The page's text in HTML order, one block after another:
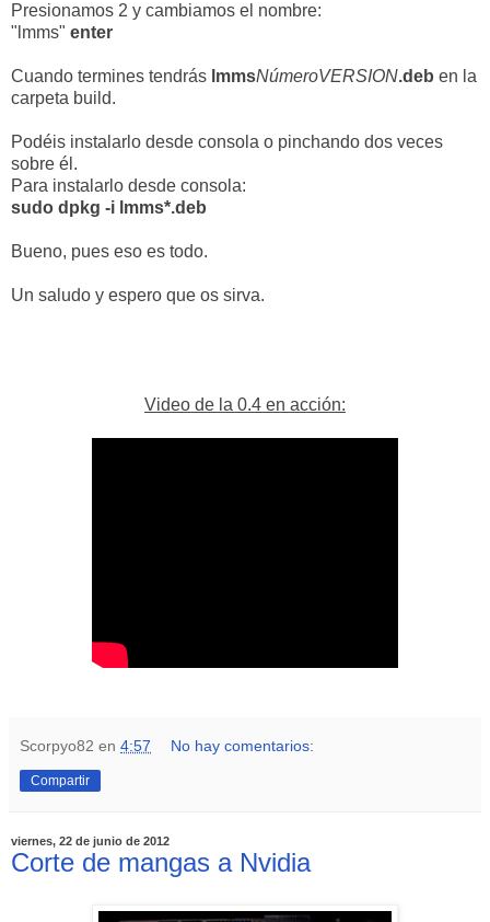
Presionamos 2 y cambiamos el nombre:
"lmms" enter
Cuando termines tendrás lmmsNúmeroVERSION.deb en la
carpeta build.
Podéis instalarlo desde consola o pinchando dos veces
sobre él.
Para instalarlo desde consola:
sudo dpkg -i lmms*.deb
Bueno, pues eso es todo.
Un saludo y espero que os sirva.
Video de la 0.4 en acción:
Scorpyo82 en 4:57 No hay comentarios:
Compartir
viernes, 22 de junio de 2012
Corte de mangas a Nvidia